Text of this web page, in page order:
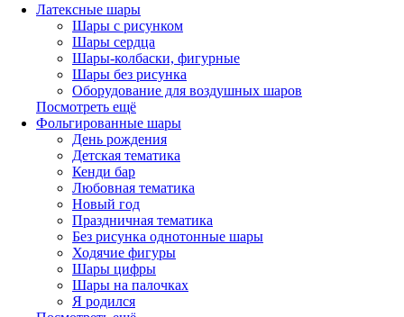
Латексные шары
Шары с рисунком
Шары сердца
Шары-колбаски, фигурные
Шары без рисунка
Оборудование для воздушных шаров
Посмотреть ещё
Фольгированные шары
День рождения
Детская тематика
Кенди бар
Любовная тематика
Новый год
Праздничная тематика
Без рисунка однотонные шары
Ходячие фигуры
Шары цифры
Шары на палочках
Я родился